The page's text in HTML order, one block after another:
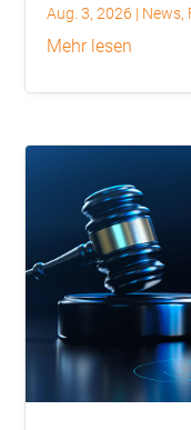
Aug. 3, 2026 | News,
mehr lesen